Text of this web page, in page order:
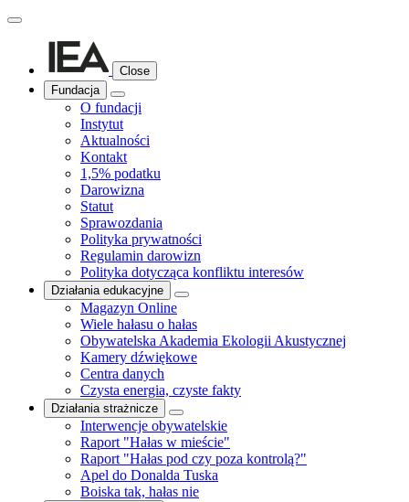
Close
Fundacja
O fundacji
Instytut
Aktualności
Kontakt
1,5% podatku
Darowizna
Statut
Sprawozdania
Polityka prywatności
Regulamin darowizn
Polityka dotycząca konfliktu interesów
Działania edukacyjne
Magazyn Online
Wiele hałasu o hałas
Obywatelska Akademia Ekologii Akustycznej
Kamery dźwiękowe
Centra danych
Czysta energia, czyste fakty
Działania strażnicze
Interwencje obywatelskie
Raport "Hałas w mieście"
Raport "Hałas pod czy poza kontrolą?"
Apel do Donalda Tuska
Boiska tak, hałas nie